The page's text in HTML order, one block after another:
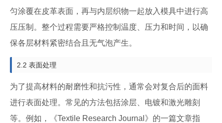
匀涂覆在皮革表面，再与内层织物一起放入模具中进行高
压压制。整个过程需要严格控制温度、压力和时间，以确
保各层材料紧密结合且无气泡产生。
2.2 表面处理
为了提高材料的耐磨性和抗污性，通常会对复合后的面料
进行表面处理。常见的方法包括涂层、电镀和激光雕刻
等。例如，《Textile Research Journal》的一篇文章指